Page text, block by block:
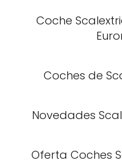
Coche
Coches de
Novedades
Oferta Coches